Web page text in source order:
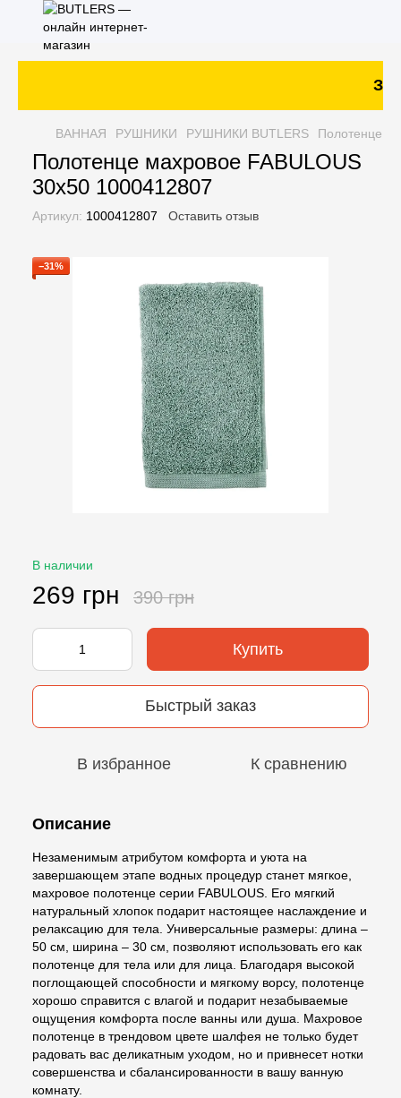
ВАННАЯ РУШНИКИ РУШНИКИ BUTLERS Полотенце
Полотенце махровое FABULOUS
30x50 1000412807
Артикул: 1000412807 Оставить отзыв
−31%
В наличии
269 грн 390 грн
Купить
Быстрый заказ
В избранное К сравнению
Описание
Незаменимым атрибутом комфорта и уюта на
завершающем этапе водных процедур станет мягкое,
махровое полотенце серии FABULOUS. Его мягкий
натуральный хлопок подарит настоящее наслаждение и
релаксацию для тела. Универсальные размеры: длина –
50 см, ширина – 30 см, позволяют использовать его как
полотенце для тела или для лица. Благодаря высокой
поглощающей способности и мягкому ворсу, полотенце
хорошо справится с влагой и подарит незабываемые
ощущения комфорта после ванны или душа. Махровое
полотенце в трендовом цвете шалфея не только будет
радовать вас деликатным уходом, но и привнесет нотки
совершенства и сбалансированности в вашу ванную
комнату.